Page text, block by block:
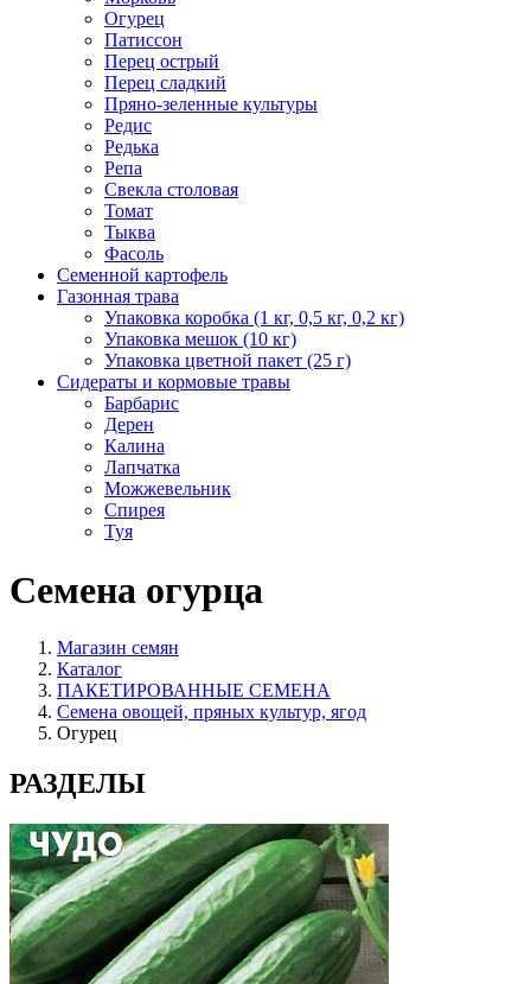
Огурец
Патиссон
Перец острый
Перец сладкий
Пряно-зеленные культуры
Редис
Редька
Репа
Свекла столовая
Томат
Тыква
Фасоль
Семенной картофель
Газонная трава
Упаковка коробка (1 кг, 0,5 кг, 0,2 кг)
Упаковка мешок (10 кг)
Упаковка цветной пакет (25 г)
Сидераты и кормовые травы
Барбарис
Дерен
Калина
Лапчатка
Можжевельник
Спирея
Туя
Семена огурца
Магазин семян
Каталог
ПАКЕТИРОВАННЫЕ СЕМЕНА
Семена овощей, пряных культур, ягод
Огурец
РАЗДЕЛЫ